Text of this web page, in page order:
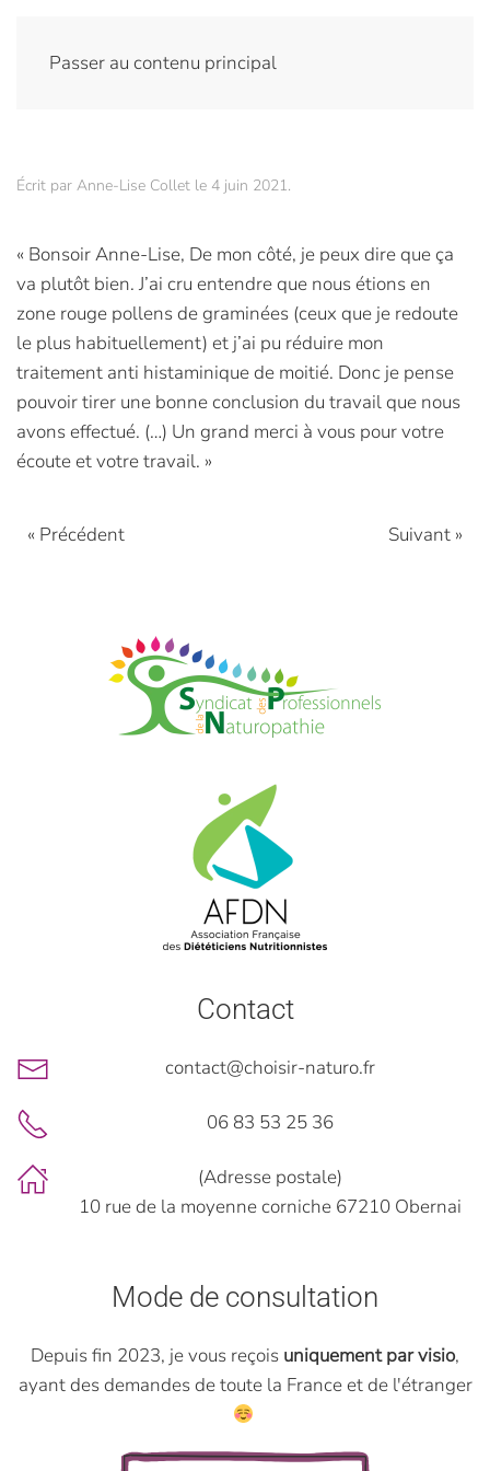
Passer au contenu principal
Écrit par Anne-Lise Collet le 4 juin 2021.
« Bonsoir Anne-Lise, De mon côté, je peux dire que ça
va plutôt bien. J’ai cru entendre que nous étions en
zone rouge pollens de graminées (ceux que je redoute
le plus habituellement) et j’ai pu réduire mon
traitement anti histaminique de moitié. Donc je pense
pouvoir tirer une bonne conclusion du travail que nous
avons effectué. (…) Un grand merci à vous pour votre
écoute et votre travail. »
« Précédent Suivant »
Contact
contact@choisir-naturo.fr
06 83 53 25 36
(Adresse postale)
10 rue de la moyenne corniche 67210 Obernai
Mode de consultation
Depuis fin 2023, je vous reçois uniquement par visio,
ayant des demandes de toute la France et de l'étranger